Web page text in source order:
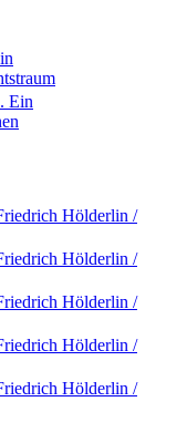
Ein
Hölderlin /
Hölderlin /
Hölderlin /
Hölderlin /
Hölderlin /